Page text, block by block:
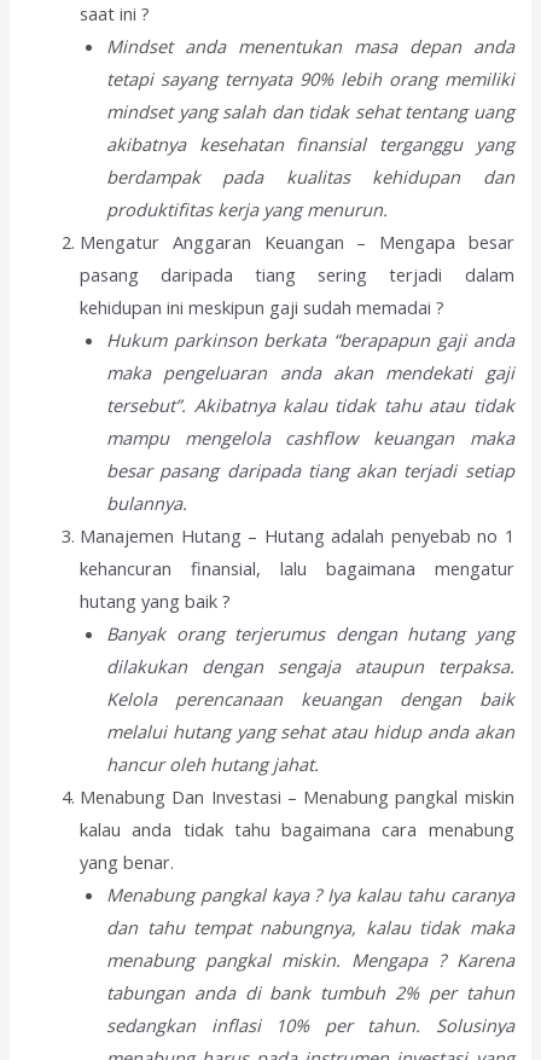
saat ini ?
Mindset anda menentukan masa depan anda
tetapi sayang ternyata 90% lebih orang memiliki
mindset yang salah dan tidak sehat tentang uang
akibatnya kesehatan finansial terganggu yang
berdampak pada kualitas kehidupan dan
produktifitas kerja yang menurun.
Mengatur Anggaran Keuangan – Mengapa besar
pasang daripada tiang sering terjadi dalam
kehidupan ini meskipun gaji sudah memadai ?
Hukum parkinson berkata “berapapun gaji anda
maka pengeluaran anda akan mendekati gaji
tersebut”. Akibatnya kalau tidak tahu atau tidak
mampu mengelola cashflow keuangan maka
besar pasang daripada tiang akan terjadi setiap
bulannya.
Manajemen Hutang – Hutang adalah penyebab no 1
kehancuran finansial, lalu bagaimana mengatur
hutang yang baik ?
Banyak orang terjerumus dengan hutang yang
dilakukan dengan sengaja ataupun terpaksa.
Kelola perencanaan keuangan dengan baik
melalui hutang yang sehat atau hidup anda akan
hancur oleh hutang jahat.
Menabung Dan Investasi – Menabung pangkal miskin
kalau anda tidak tahu bagaimana cara menabung
yang benar.
Menabung pangkal kaya ? Iya kalau tahu caranya
dan tahu tempat nabungnya, kalau tidak maka
menabung pangkal miskin. Mengapa ? Karena
tabungan anda di bank tumbuh 2% per tahun
sedangkan inflasi 10% per tahun. Solusinya